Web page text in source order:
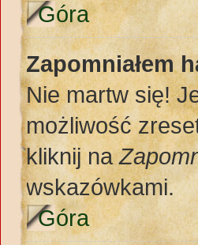
Góra
Zapomniałem
Nie martw się!
możliwość
kliknij na
wskazówkami.
Góra